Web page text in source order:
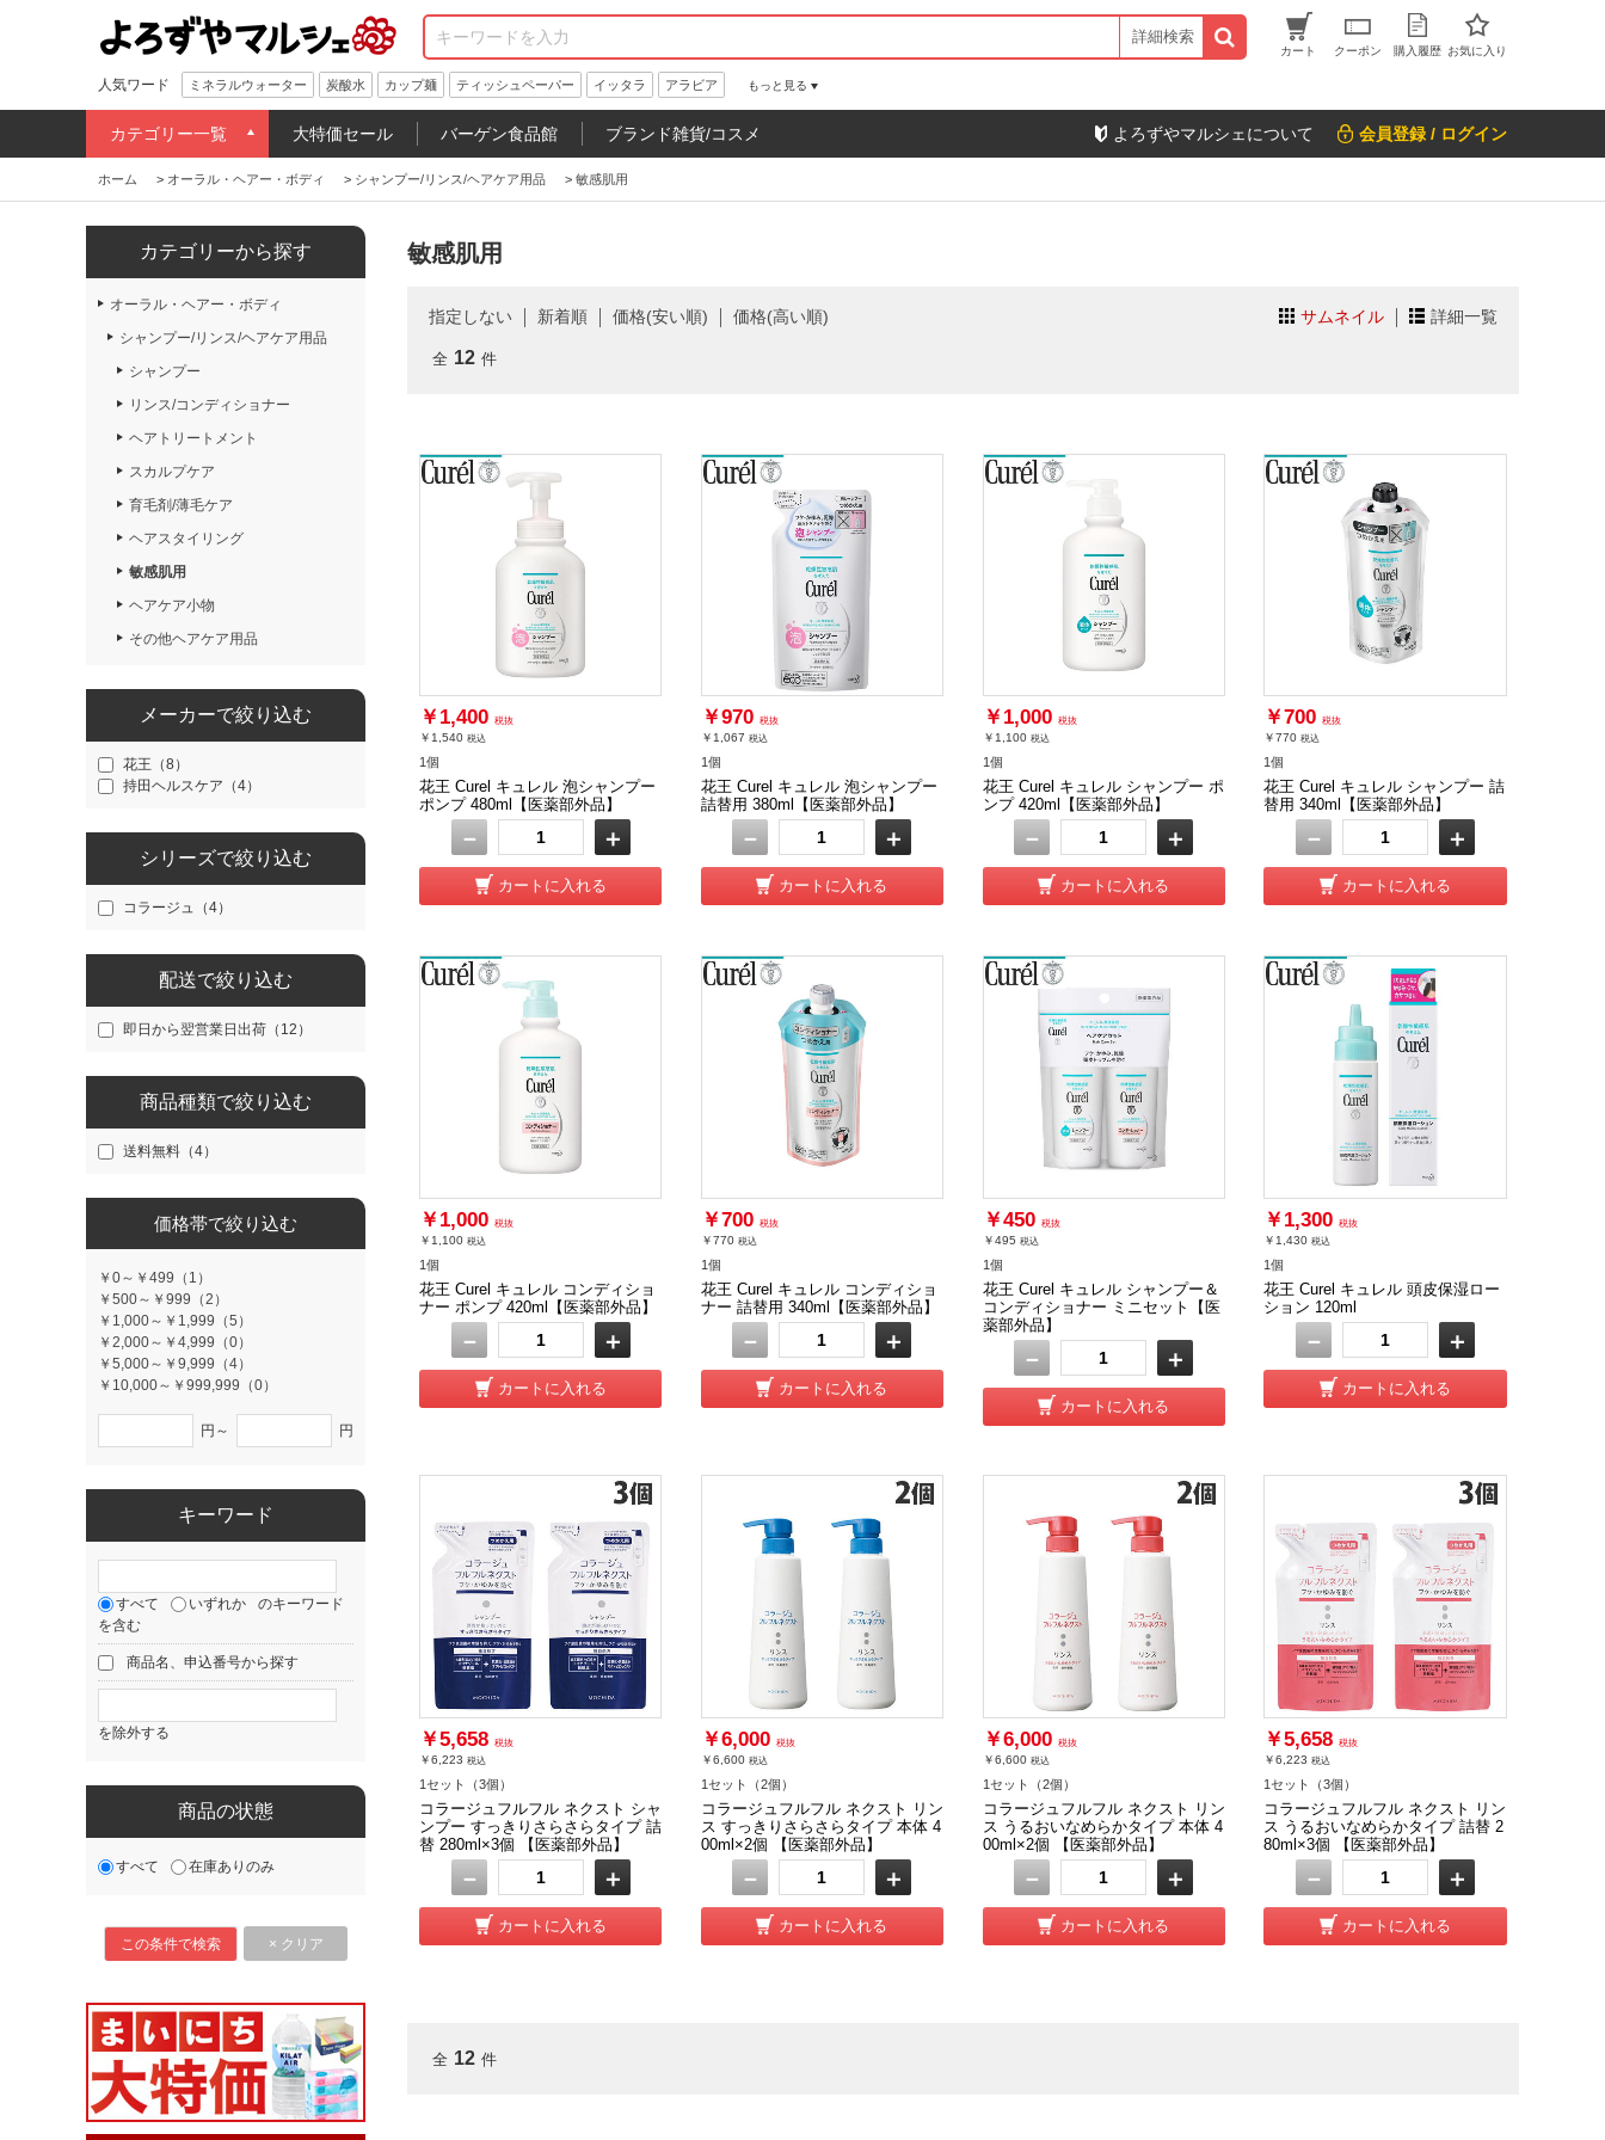
詳細検索
カート クーポン 購入履歴 お気に入り
人気ワード ミネラルウォーター 炭酸水 カップ麺 ティッシュペーパー イッタラ アラビア もっと見る
カテゴリー一覧 大特価セール バーゲン食品館 ブランド雑貨/コスメ よろずやマルシェについて 会員登録 / ログイン
ホーム > オーラル・ヘアー・ボディ > シャンプー/リンス/ヘアケア用品 > 敏感肌用
カテゴリーから探す
オーラル・ヘアー・ボディ
シャンプー/リンス/ヘアケア用品
シャンプー
リンス/コンディショナー
ヘアトリートメント
スカルプケア
育毛剤/薄毛ケア
ヘアスタイリング
敏感肌用
ヘアケア小物
その他ヘアケア用品
メーカーで絞り込む
花王（8）
持田ヘルスケア（4）
シリーズで絞り込む
コラージュ（4）
配送で絞り込む
即日から翌営業日出荷（12）
商品種類で絞り込む
送料無料（4）
価格帯で絞り込む
￥0～￥499（1）
￥500～￥999（2）
￥1,000～￥1,999（5）
￥2,000～￥4,999（0）
￥5,000～￥9,999（4）
￥10,000～￥999,999（0）
円～ 円
キーワード
すべて いずれか
のキーワード
を含む
商品名、申込番号から探す
を除外する
商品の状態
すべて 在庫ありのみ
敏感肌用
サムネイル 詳細一覧
指定しない 新着順 価格(安い順) 価格(高い順)
全 12 件
￥1,400 税抜
￥1,540 税込
1個
花王 Curel キュレル 泡シャンプー
ポンプ 480ml【医薬部外品】
－ ＋
カートに入れる
￥970 税抜
￥1,067 税込
1個
花王 Curel キュレル 泡シャンプー
詰替用 380ml【医薬部外品】
－ ＋
カートに入れる
￥1,000 税抜
￥1,100 税込
1個
花王 Curel キュレル シャンプー ポ
ンプ 420ml【医薬部外品】
－ ＋
カートに入れる
￥700 税抜
￥770 税込
1個
花王 Curel キュレル シャンプー 詰
替用 340ml【医薬部外品】
－ ＋
カートに入れる
￥1,000 税抜
￥1,100 税込
1個
花王 Curel キュレル コンディショ
ナー ポンプ 420ml【医薬部外品】
－ ＋
カートに入れる
￥700 税抜
￥770 税込
1個
花王 Curel キュレル コンディショ
ナー 詰替用 340ml【医薬部外品】
－ ＋
カートに入れる
￥450 税抜
￥495 税込
1個
花王 Curel キュレル シャンプー＆
コンディショナー ミニセット【医
薬部外品】
－ ＋
カートに入れる
￥1,300 税抜
￥1,430 税込
1個
花王 Curel キュレル 頭皮保湿ロー
ション 120ml
－ ＋
カートに入れる
￥5,658 税抜
￥6,223 税込
1セット（3個）
コラージュフルフル ネクスト シャ
ンプー すっきりさらさらタイプ 詰
替 280ml×3個 【医薬部外品】
－ ＋
カートに入れる
￥6,000 税抜
￥6,600 税込
1セット（2個）
コラージュフルフル ネクスト リン
ス すっきりさらさらタイプ 本体 4
00ml×2個 【医薬部外品】
－ ＋
カートに入れる
￥6,000 税抜
￥6,600 税込
1セット（2個）
コラージュフルフル ネクスト リン
ス うるおいなめらかタイプ 本体 4
00ml×2個 【医薬部外品】
－ ＋
カートに入れる
￥5,658 税抜
￥6,223 税込
1セット（3個）
コラージュフルフル ネクスト リン
ス うるおいなめらかタイプ 詰替 2
80ml×3個 【医薬部外品】
－ ＋
カートに入れる
全 12 件